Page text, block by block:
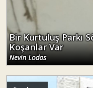
Bir Kurtuluş Parkı
Koşanlar Var
Nevin Lodos